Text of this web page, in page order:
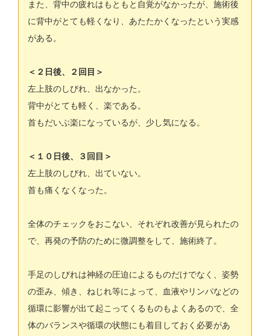
また、背中の疲れはもともと自覚がなかったが、施術後
に背中がとても軽くなり、あたたかくなったという実感
がある。
＜２日後、２回目＞
左上肢のしびれ、出なかった。
背中がとても軽く、楽である。
首もだいぶ楽になっているが、少し気になる。
＜１０日後、３回目＞
左上肢のしびれ、出ていない。
首も痛くなくなった。
全体のチェックをおこない、それぞれ改善が見られたの
で、再発の予防のために微調整をして、施術終了。
手足のしびれは神経の圧迫によるものだけでなく、姿勢
の歪み、傾き、ねじれ等によって、血液やリンパなどの
循環に影響が出て起こってくるものもよくあるので、全
体のバランスや循環の状態にも着目しておく必要があ